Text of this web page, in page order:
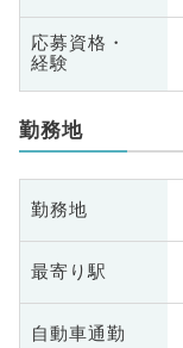
応募資格・
経験
勤務地
勤務地
最寄り駅
自動車通勤